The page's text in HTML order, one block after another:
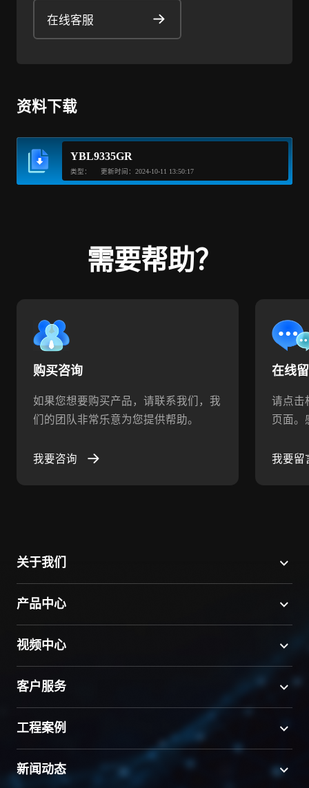
在线客服
资料下载
YBL9335GR
类型： 更新时间：2024-10-11 13:50:17
需要帮助？
购买咨询
如果您想要购买产品，请联系我们，我
们的团队非常乐意为您提供帮助。
我要咨询
在线
请点击
页面。
我要留
关于我们
产品中心
视频中心
客户服务
工程案例
新闻动态